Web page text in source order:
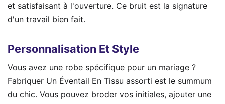
et satisfaisant à l'ouverture. Ce bruit est la signature
d'un travail bien fait.
Personnalisation Et Style
Vous avez une robe spécifique pour un mariage ?
Fabriquer Un Éventail En Tissu assorti est le summum
du chic. Vous pouvez broder vos initiales, ajouter une